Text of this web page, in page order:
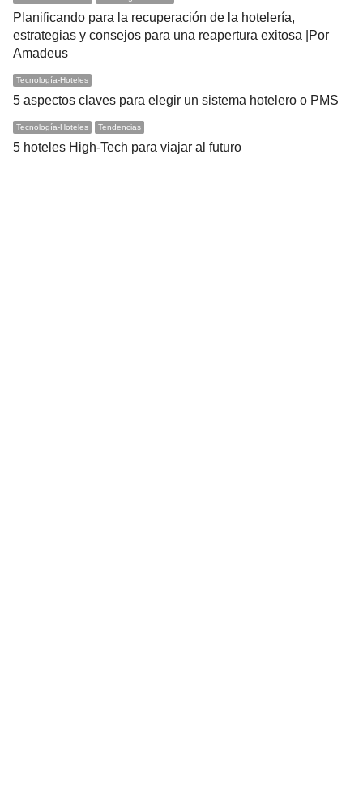
Planificando para la recuperación de la hotelería,
estrategias y consejos para una reapertura exitosa |Por
Amadeus
Tecnología-Hoteles
5 aspectos claves para elegir un sistema hotelero o PMS
Tecnología-Hoteles Tendencias
5 hoteles High-Tech para viajar al futuro